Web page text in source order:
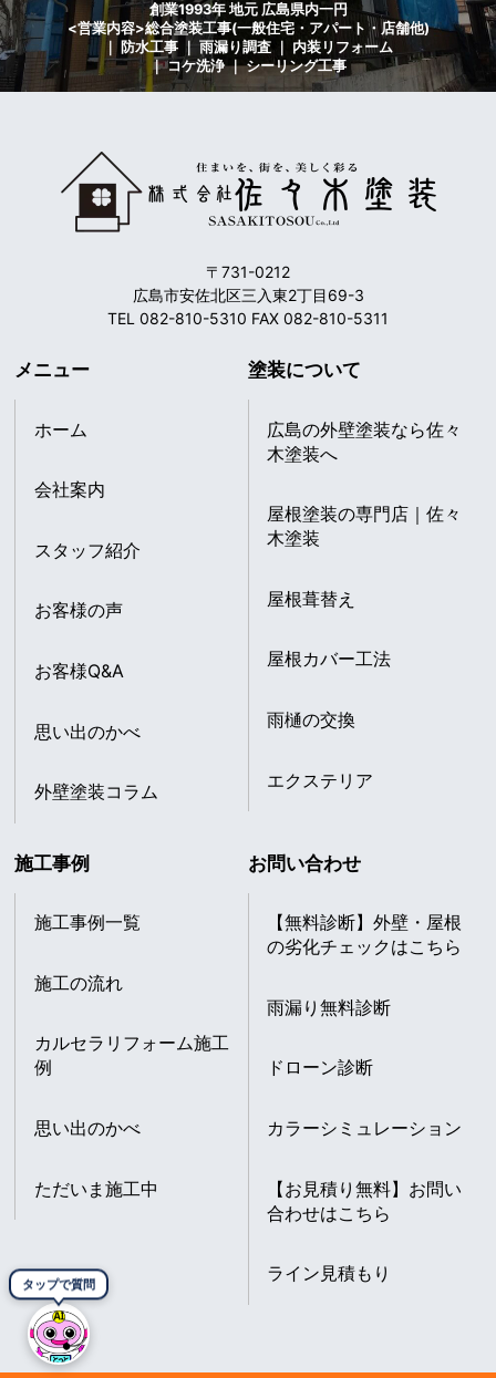
タップで質問
創業1993年 地元 広島県内一円
<営業内容>総合塗装工事(一般住宅・アパート・店舗他)
｜ 防水工事 ｜ 雨漏り調査 ｜ 内装リフォーム
｜ コケ洗浄 ｜ シーリング工事
〒731-0212
広島市安佐北区三入東2丁目69-3
TEL 082-810-5310 FAX 082-810-5311
メニュー
ホーム
会社案内
スタッフ紹介
お客様の声
お客様Q&A
思い出のかべ
外壁塗装コラム
塗装について
広島の外壁塗装なら佐々
木塗装へ
屋根塗装の専門店｜佐々
木塗装
屋根葺替え
屋根カバー工法
雨樋の交換
エクステリア
施工事例
施工事例一覧
施工の流れ
カルセラリフォーム施工
例
思い出のかべ
ただいま施工中
お問い合わせ
【無料診断】外壁・屋根
の劣化チェックはこちら
雨漏り無料診断
ドローン診断
カラーシミュレーション
【お見積り無料】お問い
合わせはこちら
ライン見積もり